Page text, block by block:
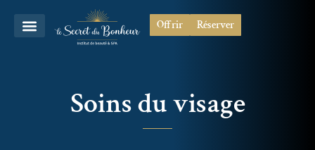
Offrir Réserver
Soins du visage